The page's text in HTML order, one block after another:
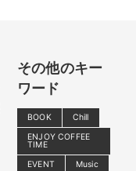
その他のキー
ワード
BOOK
Chill
ENJOY COFFEE
TIME
EVENT
Music